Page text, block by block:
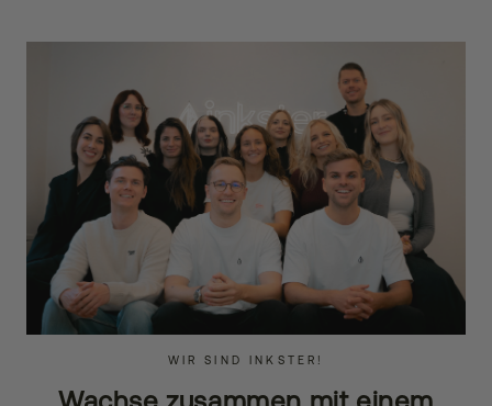
WIR SIND INKSTER!